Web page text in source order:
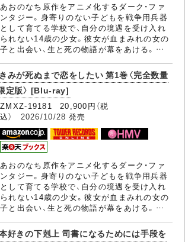
あおのなち原作をアニメ化するダーク・ファ
ンタジー。身寄りのない子どもを戦争用兵器
として育てる学校で、自分の境遇を受け入れ
られない14歳の少女。彼女が血まみれの女の
子と出会い、生と死の物語が幕をあける。…
きみが死ぬまで恋をしたい 第1巻〈完全数量
定版〉 [Blu-ray]
ZMXZ-19181 20,900円（税
込） 2026/10/28 発売
あおのなち原作をアニメ化するダーク・ファ
ンタジー。身寄りのない子どもを戦争用兵器
として育てる学校で、自分の境遇を受け入れ
られない14歳の少女。彼女が血まみれの女の
子と出会い、生と死の物語が幕をあける。…
好きの下剋上 司書になるためには手段を